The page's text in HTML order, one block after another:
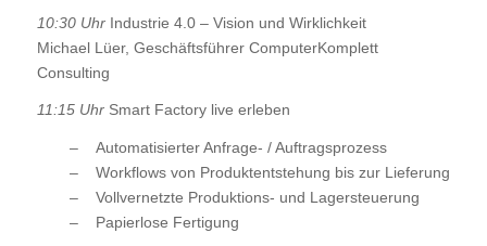
10:30 UhrIndustrie 4.0 – Vision und Wirklichkeit
Michael Lüer, Geschäftsführer ComputerKomplett
Consulting
11:15 Uhr Smart Factory live erleben
– Automatisierter Anfrage- / Auftragsprozess
– Workflows von Produktentstehung bis zur Lieferung
– Vollvernetzte Produktions- und Lagersteuerung
– Papierlose Fertigung